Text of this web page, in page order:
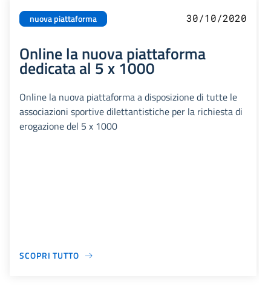
nuova piattaforma 30/10/2020
Online la nuova piattaforma
dedicata al 5 x 1000
Online la nuova piattaforma a disposizione di tutte le
associazioni sportive dilettantistiche per la richiesta di
erogazione del 5 x 1000
SCOPRI TUTTO